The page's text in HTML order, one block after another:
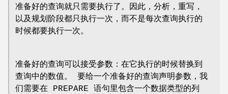
准备好的查询就只需要执行了。因此，分析，重写，
以及规划阶段都只执行一次，而不是每次查询执行的
时候都要执行一次。
准备好的查询可以接受参数：在它执行的时候替换到
查询中的数值。 要给一个准备好的查询声明参数，我
们需要在 PREPARE 语句里包含一个数据类型的列